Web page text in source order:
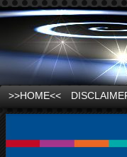
>>HOME<<